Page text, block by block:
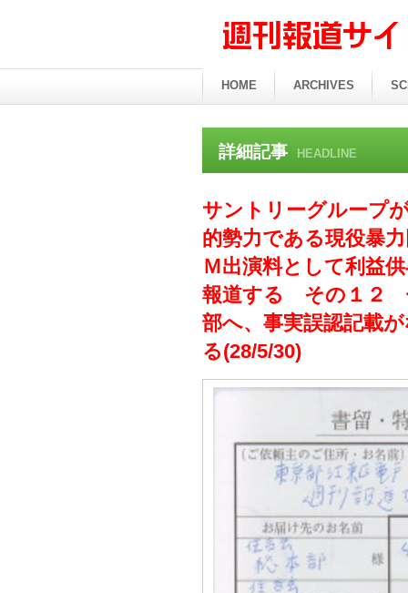
詳細記事 HEADLINE
サントリーグループ
的勢力である現役暴
Ｍ出演料として利益
報道する その１２
部へ、事実誤認記載
る(28/5/30)
HOME ARCHIVES